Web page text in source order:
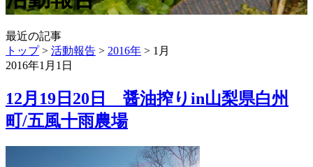
最近の記事
トップ> 活動報告 > 2016年 > 1月
2016年1月1日
12月19日20日 醤油搾りin山梨県白州
町/五風十雨農場